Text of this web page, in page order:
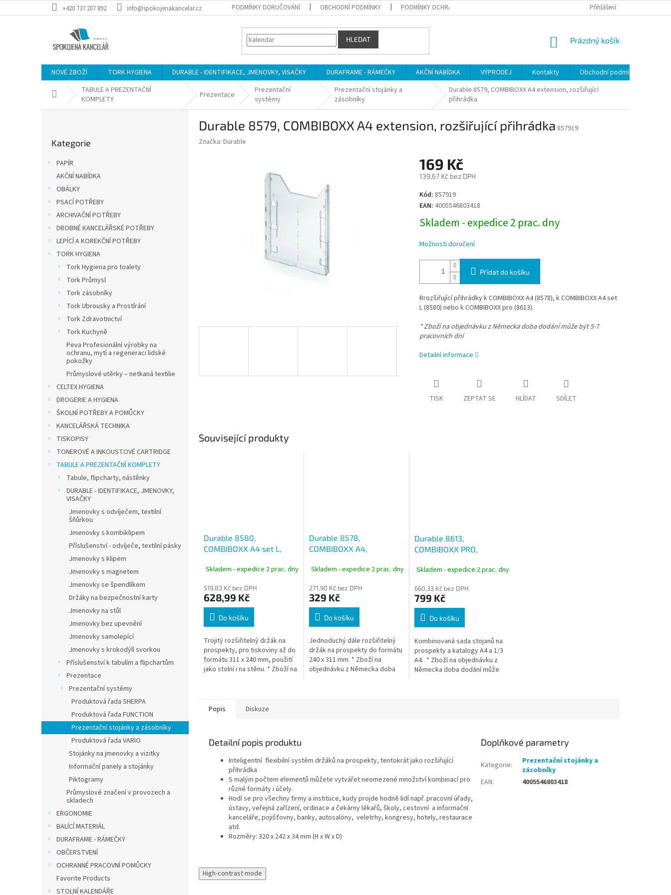
na
+420 737 207 892 info@spokojenakancelar.cz PODMÍNKY DORUČOVÁNÍ OBCHODNÍ PODMÍNKY PODMÍNKY OCHRANY OSOBNÍCH ÚDAJŮ Přihlášení
HLEDAT
NÁKUPNÍ
Prázdný košík
NOVÉ ZBOŽÍ TORK HYGIENA DURABLE - IDENTIFIKACE, JMENOVKY, VISAČKY DURAFRAME - RÁMEČKY AKČNÍ NABÍDKA VÝPRODEJ Kontakty Obchodní podmínky
Domů TABULE A PREZENTAČNÍ
KOMPLETY
Prezentace
Prezentační
systémy
Prezentační stojánky a
zásobníky
Durable 8579, COMBIBOXX A4 extension, rozšiřující
přihrádka
kategorie
Kategorie
PAPÍR
AKČNÍ NABÍDKA
OBÁLKY
PSACÍ POTŘEBY
ARCHIVAČNÍ POTŘEBY
DROBNÉ KANCELÁŘSKÉ POTŘEBY
LEPÍCÍ A KOREKČNÍ POTŘEBY
TORK HYGIENA
Tork Hygiena pro toalety
Tork Průmysl
Tork zásobníky
Tork Ubrousky a Prostírání
Tork Zdravotnictví
Tork Kuchyně
Peva Profesionální výrobky na
ochranu, mytí a regeneraci lidské
pokožky
Průmyslové utěrky – netkaná textilie
CELTEX HYGIENA
DROGERIE A HYGIENA
ŠKOLNÍ POTŘEBY A POMŮCKY
KANCELÁŘSKÁ TECHNIKA
TISKOPISY
TONEROVÉ A INKOUSTOVÉ CARTRIDGE
TABULE A PREZENTAČNÍ KOMPLETY
Tabule, flipcharty, nástěnky
DURABLE - IDENTIFIKACE, JMENOVKY,
VISAČKY
Jmenovky s odvíječem, textilní
šňůrkou
Jmenovky s kombiklipem
Příslušenství - odvíječe, textilní pásky
Jmenovky s klipem
Jmenovky s magnetem
Jmenovky se špendlíkem
Držáky na bezpečnostní karty
Jmenovky na stůl
Jmenovky bez upevnění
Jmenovky samolepící
Jmenovky s krokodýlí svorkou
Příslušenství k tabulím a flipchartům
Prezentace
Prezentační systémy
Produktová řada SHERPA
Produktová řada FUNCTION
Prezentační stojánky a zásobníky
Produktová řada VARIO
Stojánky na jmenovky a vizitky
Informační panely a stojánky
Piktogramy
Průmyslové značení v provozech a
skladech
ERGONOMIE
BALÍCÍ MATERIÁL
DURAFRAME - RÁMEČKY
OBČERSTVENÍ
OCHRANNÉ PRACOVNÍ POMŮCKY
Favorite Products
STOLNÍ KALENDÁŘE
Durable 8579, COMBIBOXX A4 extension, rozšiřující přihrádka 857919
Značka: Durable
169 Kč
139,67 Kč bez DPH
Měrná
cena:
Kód: 857919
EAN: 4005546803418
Skladem - expedice 2 prac. dny
Možnosti doručení
Přidat do košíku
Rrozšiřující přihrádky k COMBIBOXX A4 (8578), k COMBIBOXX A4 set
L (8580) nebo k COMBIBOXX pro (8613).
* Zboží na objednávku z Německa doba dodání může být 5-7
pracovních dní
Detailní informace
TISK ZEPTAT SE HLÍDAT SDÍLET
Související produkty
Durable 8580,
COMBIBOXX A4 set L,
zeď i stůl, 3 díly
Skladem - expedice 2 prac. dny
519,83 Kč bez DPH
628,99 Kč
Do košíku
Trojitý rozšiřitelný držák na
prospekty, pro tiskoviny až do
formátu 311 x 240 mm, použití
jako stolní i na stěnu. * Zboží na
Durable 8578,
COMBIBOXX A4,
zeď i stůl
Skladem - expedice 2 prac. dny
271,90 Kč bez DPH
329 Kč
Do košíku
Jednoduchý dále rozšiřitelný
držák na prospekty do formátu
240 x 311 mm. * Zboží na
objednávku z Německa doba
Durable 8613,
COMBIBOXX PRO,
stojan na stůl i na stěnu
Skladem - expedice 2 prac. dny
660,33 Kč bez DPH
799 Kč
Do košíku
Kombinovaná sada stojanů na
prospekty a katalogy A4 a 1/3
A4. * Zboží na objednávku z
Německa doba dodání může
Popis Diskuze
Detailní popis produktu
Inteligentní flexibilní systém držáků na prospekty, tentokrát jako rozšiřující
přihrádka
S malým počtem elementů můžete vytvářet neomezené množství kombinací pro
různé formáty i účely.
Hodí se pro všechny firmy a instituce, kudy projde hodně lidí např. pracovní úřady,
ústavy, veřejná zařízení, ordinace a čekárny lékařů, školy, cestovní a informační
kanceláře, pojišťovny, banky, autosalóny, veletrhy, kongresy, hotely, restaurace
atd.
Rozměry: 320 x 242 x 34 mm (H x W x D)
Doplňkové parametry
Kategorie:
Prezentační stojánky a
zásobníky
EAN: 4005546803418
High-contrast mode